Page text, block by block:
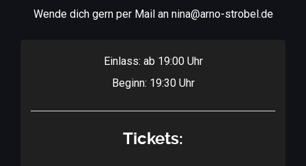
Wende dich gern per Mail an nina@arno-strobel.de
Einlass: ab 19:00 Uhr
Beginn: 19:30 Uhr
Tickets: